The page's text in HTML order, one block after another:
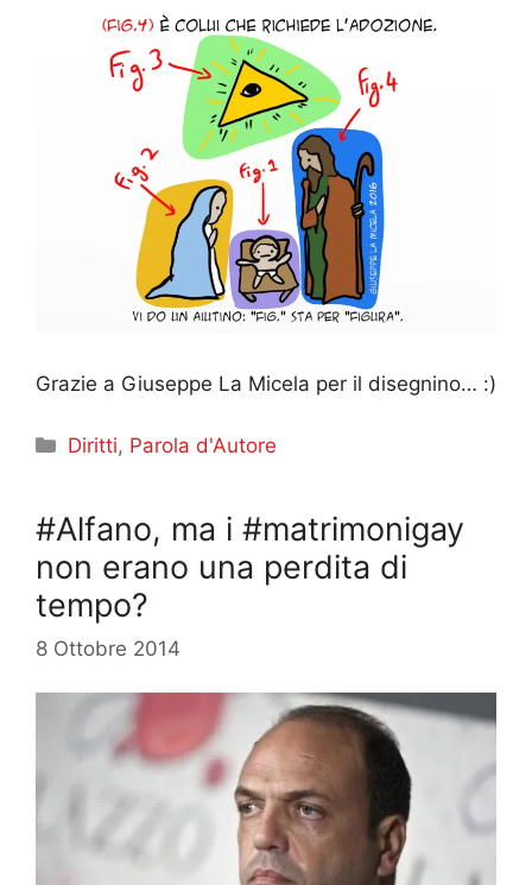
Grazie a Giuseppe La Micela per il disegnino… :)
Categorie
Diritti, Parola d'Autore
#Alfano, ma i #matrimonigay
non erano una perdita di
tempo?
8 Ottobre 2014